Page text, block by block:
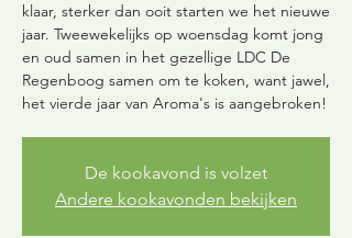
klaar, sterker dan ooit starten we het nieuwe
jaar. Tweewekelijks op woensdag komt jong
en oud samen in het gezellige LDC De
Regenboog samen om te koken, want jawel,
De kookavond is volzet
Andere kookavonden bekijken